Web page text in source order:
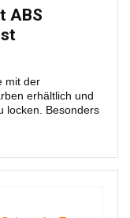
ABS
mit der
erhältlich und
locken. Besonders